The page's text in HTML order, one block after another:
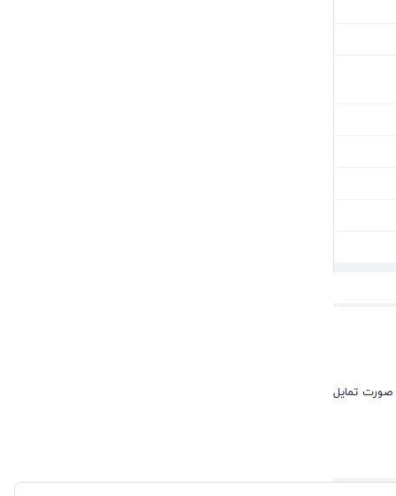
صورت تمایل